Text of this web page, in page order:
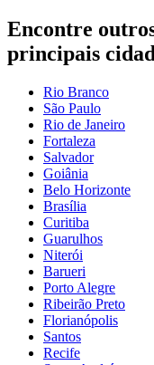
Encontre
principais
Rio Branco
São Paulo
Rio de Janeiro
Fortaleza
Salvador
Goiânia
Belo Horizonte
Brasília
Curitiba
Guarulhos
Niterói
Barueri
Porto Alegre
Ribeirão Preto
Florianópolis
Santos
Recife